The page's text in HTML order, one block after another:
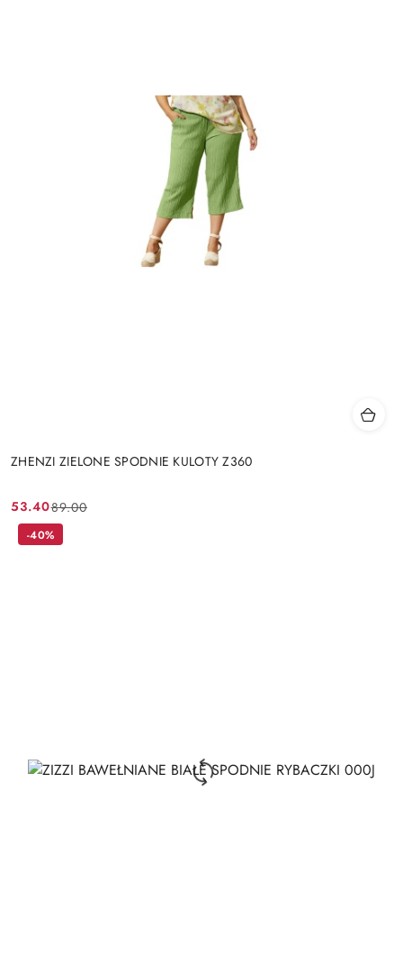
ZHENZI ZIELONE SPODNIE KULOTY Z360
Cena
promocyjna:
53.40
Cena
przed
89.00
-40%